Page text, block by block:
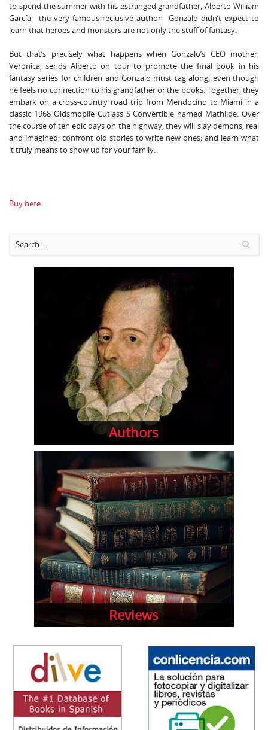
to spend the summer with his estranged grandfather, Alberto William
García—the very famous reclusive author—Gonzalo didn’t expect to
learn that heroes and monsters are not only the stuff of fantasy.
But that’s precisely what happens when Gonzalo’s CEO mother,
Veronica, sends Alberto on tour to promote the final book in his
fantasy series for children and Gonzalo must tag along, even though
he feels no connection to his grandfather or the books. Together, they
embark on a cross-country road trip from Mendocino to Miami in a
classic 1968 Oldsmobile Cutlass S Convertible named Mathilde. Over
the course of ten epic days on the highway, they will slay demons, real
and imagined; confront old stories to write new ones; and learn what
it truly means to show up for your family.
Buy here
Authors
Reviews